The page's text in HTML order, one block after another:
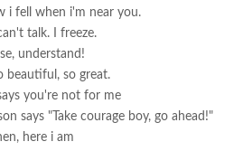
i fell when i'm near you.
talk. I freeze.
understand!
beautiful, so great.
you're not for me
says "Take courage boy, go ahead!"
here i am